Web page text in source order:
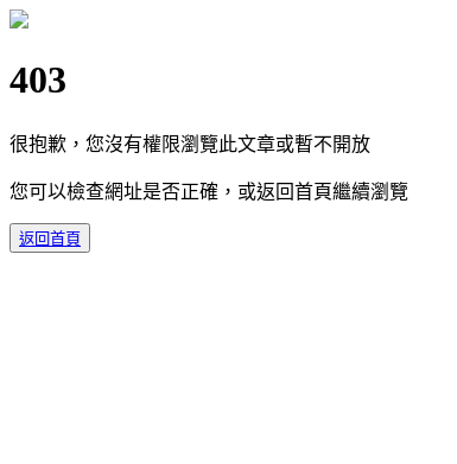
403
很抱歉，您沒有權限瀏覽此文章或暫不開放
您可以檢查網址是否正確，或返回首頁繼續瀏覽
返回首頁